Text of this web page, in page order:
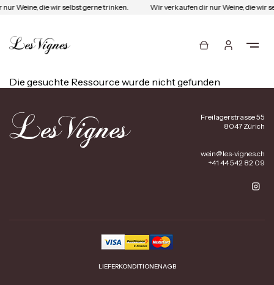
Weine, die wir selbst gerne trinken. Wir verkaufen dir nur Weine, die wir
Die gesuchte Ressource wurde nicht gefunden
Freilagerstrasse 55
8047 Zürich
wein@les-vignes.ch
+41 44 542 82 09
LIEFERKONDITIONENAGB